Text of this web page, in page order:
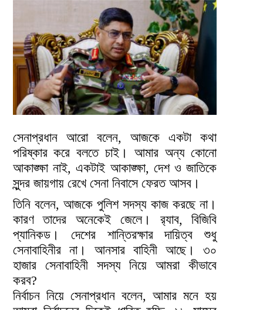
সেনাপ্রধান আরো বলেন, আজকে একটা কথা
পরিষ্কার করে বলতে চাই। আমার অন্য কোনো
আকাঙ্ক্ষা নাই, একটাই আকাঙ্ক্ষা, দেশ ও জাতিকে
সুন্দর জায়গায় রেখে সেনা নিবাসে ফেরত আসব।
তিনি বলেন, আজকে পুলিশ সদস্য কাজ করছে না।
কারণ তাদের অনেকেই জেলে। র‍্যাব, বিজিবি
প্যানিকড। দেশের শান্তিরক্ষার দায়িত্ব শুধু
সেনাবাহিনীর না। আনসার বাহিনী আছে। ৩০
হাজার সেনাবাহিনী সদস্য নিয়ে আমরা কীভাবে
করব?
নির্বাচন নিয়ে সেনাপ্রধান বলেন, আমার মনে হয়